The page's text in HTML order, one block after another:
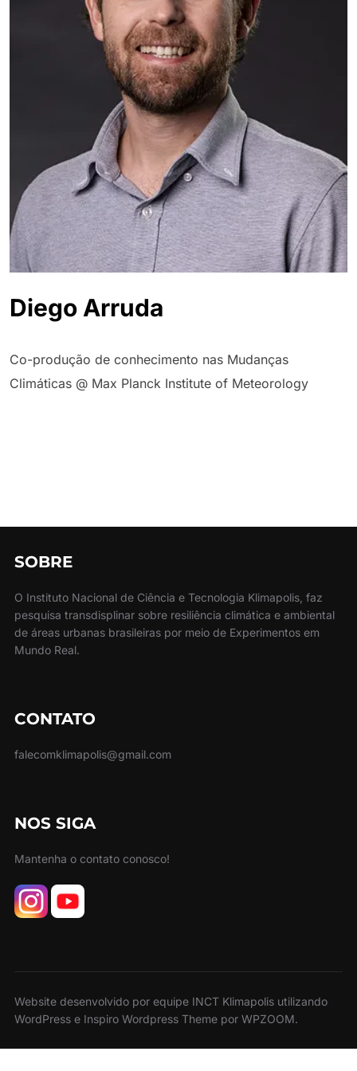
Diego Arruda
Co-produção de conhecimento nas Mudanças
Climáticas @ Max Planck Institute of Meteorology
SOBRE
O Instituto Nacional de Ciência e Tecnologia Klimapolis, faz
pesquisa transdisplinar sobre resiliência climática e ambiental
de áreas urbanas brasileiras por meio de Experimentos em
Mundo Real.
CONTATO
falecomklimapolis@gmail.com
NOS SIGA
Mantenha o contato conosco!